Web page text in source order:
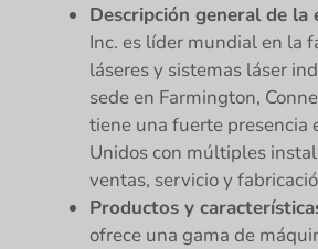
Descripción general de la
Inc. es líder mundial en la
láseres y sistemas láser
sede en Farmington,
tiene una fuerte presencia
Unidos con múltiples
ventas, servicio y
Productos y
ofrece una gama de